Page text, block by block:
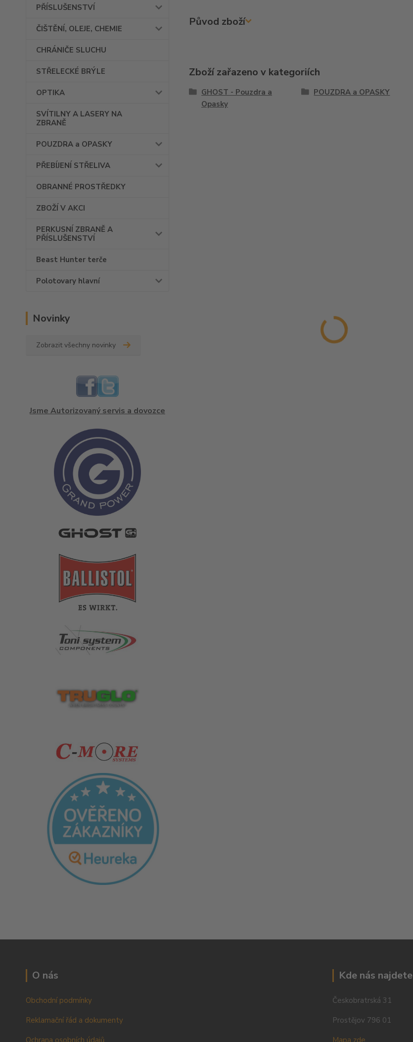
PŘÍSLUŠENSTVÍ
ČIŠTĚNÍ, OLEJE, CHEMIE
CHRÁNIČE SLUCHU
STŘELECKÉ BRÝLE
OPTIKA
SVÍTILNY A LASERY NA
ZBRANĚ
POUZDRA a OPASKY
PŘEBÍJENÍ STŘELIVA
OBRANNÉ PROSTŘEDKY
ZBOŽÍ V AKCI
PERKUSNÍ ZBRANĚ A
PŘÍSLUŠENSTVÍ
Beast Hunter terče
Polotovary hlavní
Novinky
Zobrazit všechny novinky
Jsme Autorizovaný servis a dovozce
Původ zboží
Zboží zařazeno v kategoriích
GHOST - Pouzdra a
Opasky
POUZDRA a OPASKY
O nás
Obchodní podmínky
Reklamační řád a dokumenty
Ochrana osobních údajů
Kde nás najdete
Českobratrská 31
Prostějov 796 01
Mapa zde